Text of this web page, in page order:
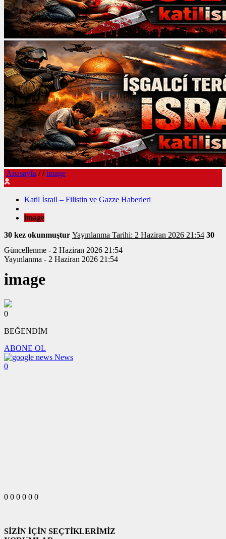
Anasayfa / / image
Katil İsrail – Filistin ve Gazze Haberleri
image
30 kez okunmuştur
Yayınlanma Tarihi: 2 Haziran 2026 21:54 30
Güncellenme - 2 Haziran 2026 21:54
Yayınlanma - 2 Haziran 2026 21:54
image
0
BEĞENDİM
ABONE OL
News
0
0 0 0 0 0 0
SİZİN İÇİN SEÇTİKLERİMİZ